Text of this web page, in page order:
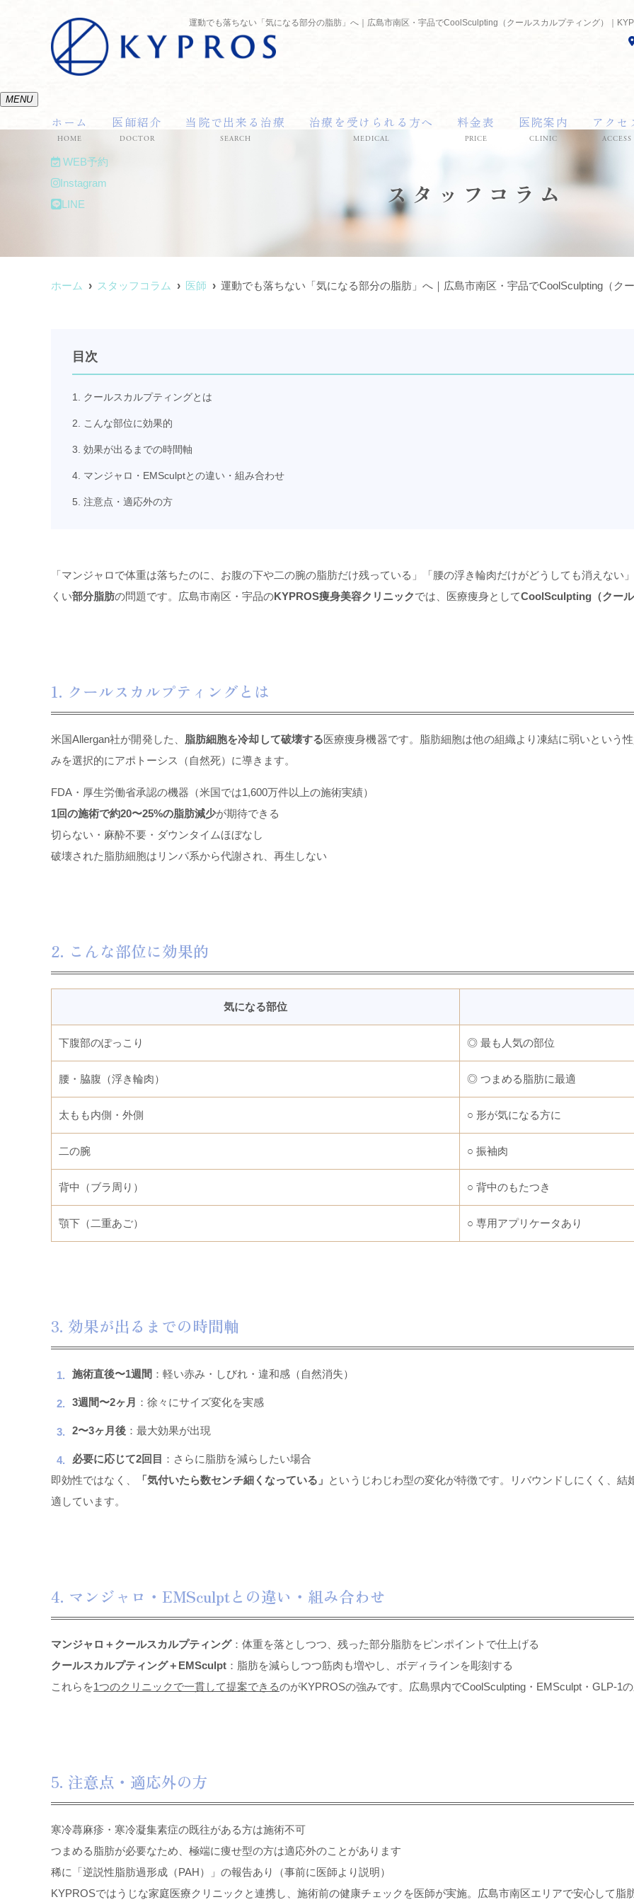
運動でも落ちない「気になる部分の脂肪」へ｜広島市南区・宇品でCoolSculpting（クールスカルプティング）｜
MENU
ホーム
HOME
医師紹介
DOCTOR
当院で出来る治療
SEARCH
治療を受けられる方へ
MEDICAL
料金表
PRICE
医院案内
CLINIC
アクセ
ACCESS
WEB予約
Instagram
LINE
スタッフコラム
ホーム スタッフコラム 医師 運動でも落ちない「気になる部分の脂肪」へ｜広島市南区・宇品でCoolSculpting（ク
目次
1. クールスカルプティングとは
2. こんな部位に効果的
3. 効果が出るまでの時間軸
4. マンジャロ・EMSculptとの違い・組み合わせ
5. 注意点・適応外の方
「マンジャロで体重は落ちたのに、お腹の下や二の腕の脂肪だけ残っている」「腰の浮き輪肉だけがどうしても消えな
くい部分脂肪の問題です。広島市南区・宇品のKYPROS痩身美容クリニックでは、医療痩身としてCoolSculpting（クー
1. クールスカルプティングとは
米国Allergan社が開発した、 脂肪細胞を冷却して破壊する医療痩身機器です。脂肪細胞は他の組織より凍結に弱いという
みを選択的にアポトーシス（自然死）に導きます。
FDA・厚生労働省承認の機器（米国では1,600万件以上の施術実績）
1回の施術で約20〜25%の脂肪減少が期待できる
切らない・麻酔不要・ダウンタイムほぼなし
破壊された脂肪細胞はリンパ系から代謝され、再生しない
2. こんな部位に効果的
気になる部位
下腹部のぽっこり ◎ 最も人気の部位
腰・脇腹（浮き輪肉） ◎ つまめる脂肪に最適
太もも内側・外側 ○ 形が気になる方に
二の腕 ○ 振袖肉
背中（ブラ周り） ○ 背中のもたつき
顎下（二重あご） ○ 専用アプリケータあり
3. 効果が出るまでの時間軸
施術直後〜1週間 ：軽い赤み・しびれ・違和感（自然消失）
3週間〜2ヶ月 ：徐々にサイズ変化を実感
2〜3ヶ月後 ：最大効果が出現
必要に応じて2回目 ：さらに脂肪を減らしたい場合
即効性ではなく、
「気付いたら数センチ細くなっている」 というじわじわ型の変化が特徴です。リバウンドしにくく、
適しています。
4. マンジャロ・EMSculptとの違い・組み合わせ
マンジャロ＋クールスカルプティング：体重を落としつつ、残った部分脂肪をピンポイントで仕上げる
クールスカルプティング＋EMSculpt ：脂肪を減らしつつ筋肉も増やし、ボディラインを彫刻する
これらを1つのクリニックで一貫して提案できるのがKYPROSの強みです。広島県内でCoolSculpting・EMSculpt・GLP-1
5. 注意点・適応外の方
寒冷蕁麻疹・寒冷凝集素症の既往がある方は施術不可
つまめる脂肪が必要なため、極端に痩せ型の方は適応外のことがあります
稀に「逆説性脂肪過形成（PAH）」の報告あり（事前に医師より説明）
KYPROSではうじな家庭医療クリニックと連携し、施術前の健康チェックを医師が実施。広島市南区エリアで安心して